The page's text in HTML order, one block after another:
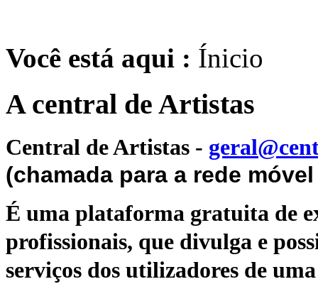
Você está aqui : Ínicio
A central de Artistas
Central de Artistas -
(chamada para a rede
É uma plataforma gratuita de
profissionais, que divulga e
serviços dos utilizadores de